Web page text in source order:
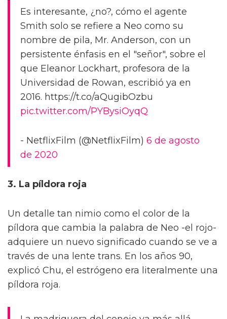
Es interesante, ¿no?, cómo el agente
Smith solo se refiere a Neo como su
nombre de pila, Mr. Anderson, con un
persistente énfasis en el "señor", sobre el
que Eleanor Lockhart, profesora de la
Universidad de Rowan, escribió ya en
2016. https://t.co/aQugibOzbu
pic.twitter.com/PYBysiOyqQ
- NetflixFilm (@NetflixFilm) 6 de agosto
de 2020
3. La píldora roja
Un detalle tan nimio como el color de la
píldora que cambia la palabra de Neo -el rojo-
adquiere un nuevo significado cuando se ve a
través de una lente trans. En los años 90,
explicó Chu, el estrógeno era literalmente una
píldora roja.